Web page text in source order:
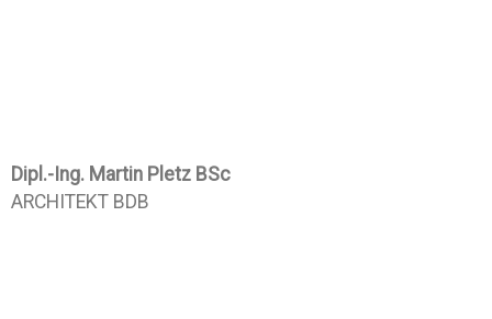
Dipl.-Ing. Martin Pletz BSc
ARCHITEKT BDB